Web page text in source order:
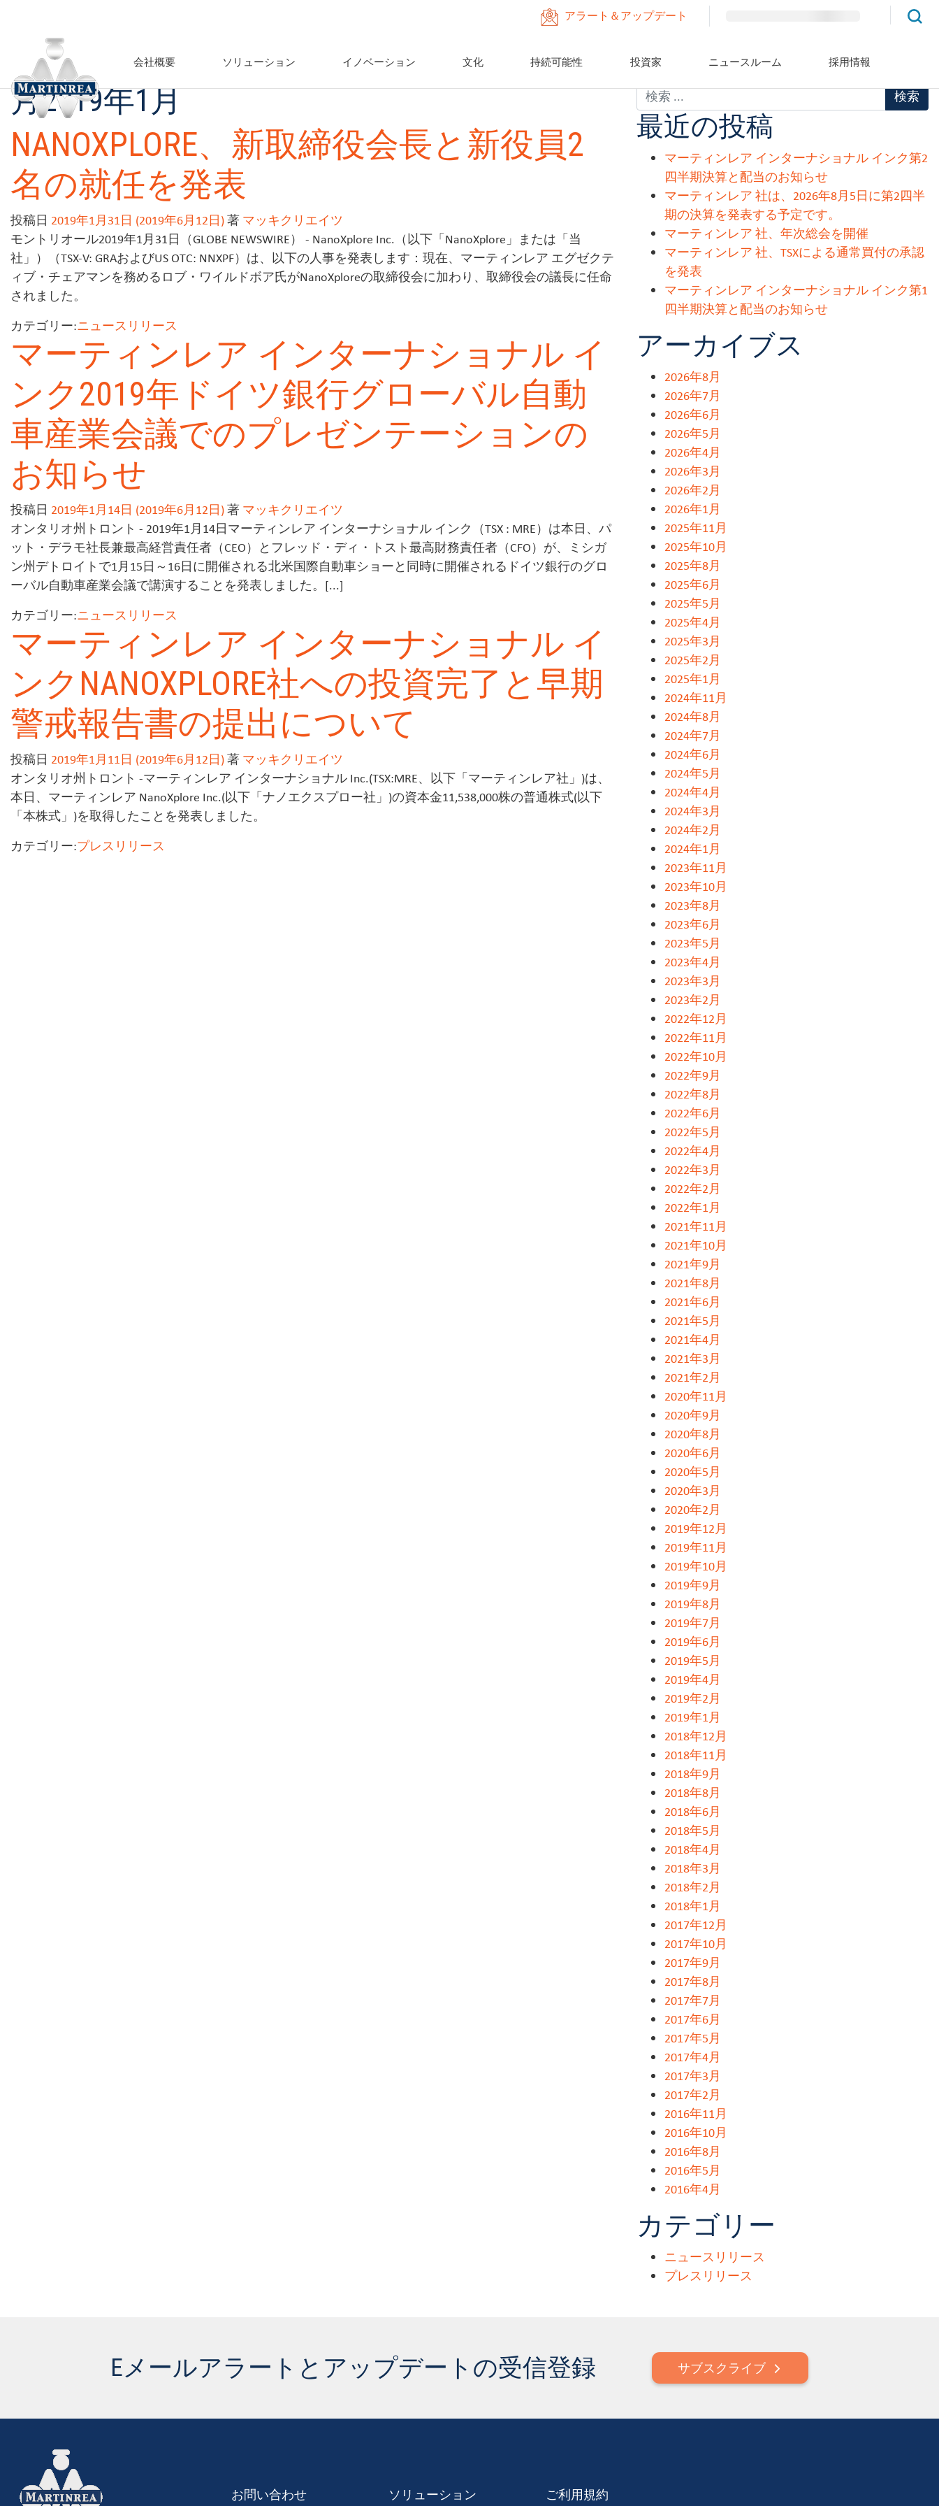
アラート＆アップデート
会社概要 ソリューション イノベーション 文化 持続可能性 投資家 ニュースルーム 採用情報
月2019年1月
NANOXPLORE、新取締役会長と新役員2
名の就任を発表
投稿日 2019年1月31日 (2019年6月12日)著 マッキクリエイツ
モントリオール2019年1月31日（GLOBE NEWSWIRE） - NanoXplore Inc.（以下「NanoXplore」または「当
社」）（TSX-V: GRAおよびUS OTC: NNXPF）は、以下の人事を発表します：現在、マーティンレア エグゼクテ
ィブ・チェアマンを務めるロブ・ワイルドボア氏がNanoXploreの取締役会に加わり、取締役会の議長に任命
されました。
カテゴリー:ニュースリリース
マーティンレア インターナショナル イ
ンク2019年ドイツ銀行グローバル自動
車産業会議でのプレゼンテーションの
お知らせ
投稿日 2019年1月14日 (2019年6月12日)著 マッキクリエイツ
オンタリオ州トロント - 2019年1月14日マーティンレア インターナショナル インク（TSX : MRE）は本日、パ
ット・デラモ社長兼最高経営責任者（CEO）とフレッド・ディ・トスト最高財務責任者（CFO）が、ミシガ
ン州デトロイトで1月15日～16日に開催される北米国際自動車ショーと同時に開催されるドイツ銀行のグロ
ーバル自動車産業会議で講演することを発表しました。[...]
カテゴリー:ニュースリリース
マーティンレア インターナショナル イ
ンクNANOXPLORE社への投資完了と早期
警戒報告書の提出について
投稿日 2019年1月11日 (2019年6月12日)著 マッキクリエイツ
オンタリオ州トロント -マーティンレア インターナショナル Inc.(TSX:MRE、以下「マーティンレア社」)は、
本日、マーティンレア NanoXplore Inc.(以下「ナノエクスプロー社」)の資本金11,538,000株の普通株式(以下
「本株式」)を取得したことを発表しました。
カテゴリー:プレスリリース
最近の投稿
マーティンレア インターナショナル インク第2
四半期決算と配当のお知らせ
マーティンレア 社は、2026年8月5日に第2四半
期の決算を発表する予定です。
マーティンレア 社、年次総会を開催
マーティンレア 社、TSXによる通常買付の承認
を発表
マーティンレア インターナショナル インク第1
四半期決算と配当のお知らせ
アーカイブス
2026年8月
2026年7月
2026年6月
2026年5月
2026年4月
2026年3月
2026年2月
2026年1月
2025年11月
2025年10月
2025年8月
2025年6月
2025年5月
2025年4月
2025年3月
2025年2月
2025年1月
2024年11月
2024年8月
2024年7月
2024年6月
2024年5月
2024年4月
2024年3月
2024年2月
2024年1月
2023年11月
2023年10月
2023年8月
2023年6月
2023年5月
2023年4月
2023年3月
2023年2月
2022年12月
2022年11月
2022年10月
2022年9月
2022年8月
2022年6月
2022年5月
2022年4月
2022年3月
2022年2月
2022年1月
2021年11月
2021年10月
2021年9月
2021年8月
2021年6月
2021年5月
2021年4月
2021年3月
2021年2月
2020年11月
2020年9月
2020年8月
2020年6月
2020年5月
2020年3月
2020年2月
2019年12月
2019年11月
2019年10月
2019年9月
2019年8月
2019年7月
2019年6月
2019年5月
2019年4月
2019年2月
2019年1月
2018年12月
2018年11月
2018年9月
2018年8月
2018年6月
2018年5月
2018年4月
2018年3月
2018年2月
2018年1月
2017年12月
2017年10月
2017年9月
2017年8月
2017年7月
2017年6月
2017年5月
2017年4月
2017年3月
2017年2月
2016年11月
2016年10月
2016年8月
2016年5月
2016年4月
カテゴリー
ニュースリリース
プレスリリース
Eメールアラートとアップデートの受信登録 サブスクライブ
お問い合わせ ソリューション ご利用規約